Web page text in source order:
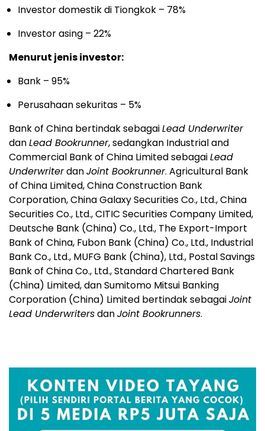
Investor domestik di Tiongkok – 78%
Investor asing – 22%
Menurut jenis investor:
Bank – 95%
Perusahaan sekuritas – 5%
Bank of China bertindak sebagaiLead Underwriter
danLead Bookrunner, sedangkan Industrial and
Commercial Bank of China Limited sebagaiLead
UnderwriterdanJoint Bookrunner. Agricultural Bank
of China Limited, China Construction Bank
Corporation, China Galaxy Securities Co., Ltd., China
Securities Co., Ltd., CITIC Securities Company Limited,
Deutsche Bank (China) Co., Ltd., The Export-Import
Bank of China, Fubon Bank (China) Co., Ltd., Industrial
Bank Co., Ltd., MUFG Bank (China), Ltd., Postal Savings
Bank of China Co., Ltd., Standard Chartered Bank
(China) Limited, dan Sumitomo Mitsui Banking
Corporation (China) Limited bertindak sebagaiJoint
Lead UnderwritersdanJoint Bookrunners.